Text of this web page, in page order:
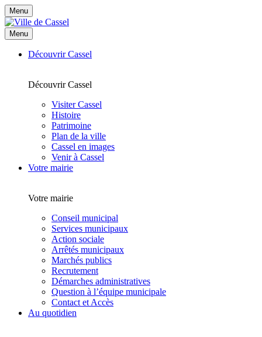
Menu
Menu
Découvrir Cassel
Découvrir Cassel
Visiter Cassel
Histoire
Patrimoine
Plan de la ville
Cassel en images
Venir à Cassel
Votre mairie
Votre mairie
Conseil municipal
Services municipaux
Action sociale
Arrêtés municipaux
Marchés publics
Recrutement
Démarches administratives
Question à l’équipe municipale
Contact et Accès
Au quotidien